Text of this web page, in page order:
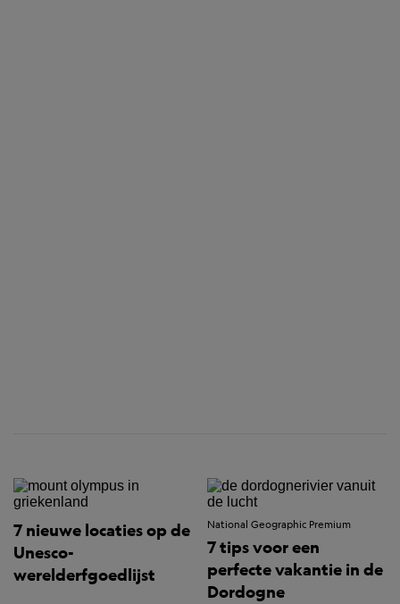
7 nieuwe locaties op de
Unesco-
werelderfgoedlijst
National Geographic Premium
7 tips voor een
perfecte vakantie in de
Dordogne